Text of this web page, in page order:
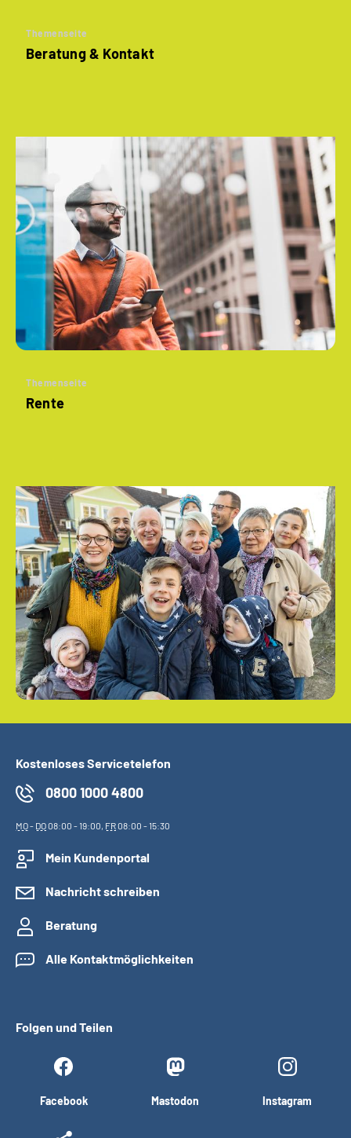
Themenseite
Beratung & Kontakt
Themenseite
Rente
Kostenloses Servicetelefon
0800 1000 4800
MO- DO08:00 - 19:00, FR08:00 - 15:30
Mein Kundenportal
Nachricht schreiben
Beratung
Alle Kontaktmöglichkeiten
Folgen und Teilen
Facebook Mastodon Instagram